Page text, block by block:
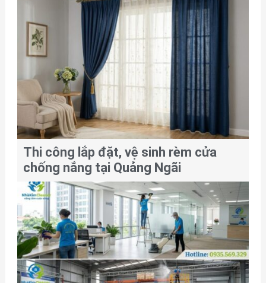
Thi công lắp đặt, vệ sinh rèm cửa
chống nắng tại Quảng Ngãi